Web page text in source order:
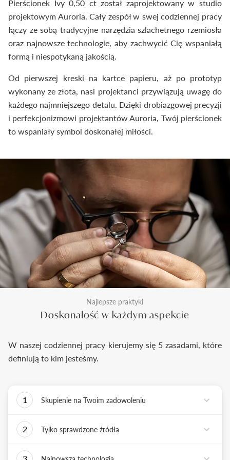
Pierścionek Ivy 0,50 ct został zaprojektowany w studio
projektowym Auroria. Cały zespół w swej codziennej pracy
łączy ze sobą tradycyjne narzędzia szlachetnego rzemiosła
oraz najnowsze technologie, aby zachwycić Cię wspaniałą
formą i niespotykaną jakością.
Od pierwszej kreski na kartce papieru, aż po prototyp
wykonany ze złota, nasi projektanci przywiązują uwagę do
każdego najmniejszego detalu. Dzięki drobiazgowej precyzji
i perfekcjonizmowi projektantów Auroria, Twój pierścionek
to wspaniały symbol doskonałej miłości.
Najlepsze praktyki
Doskonałość w każdym aspekcie
W naszej codziennej pracy kierujemy się 5 zasadami, które
definiują to kim jesteśmy.
1
Skupienie na Twoim zadowoleniu
zadanie - dostarczyć Ci biżuterię i doświadczenie,
2
Tylko sprawdzone źródła